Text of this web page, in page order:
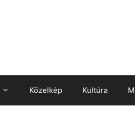
Közelkép Kultúra